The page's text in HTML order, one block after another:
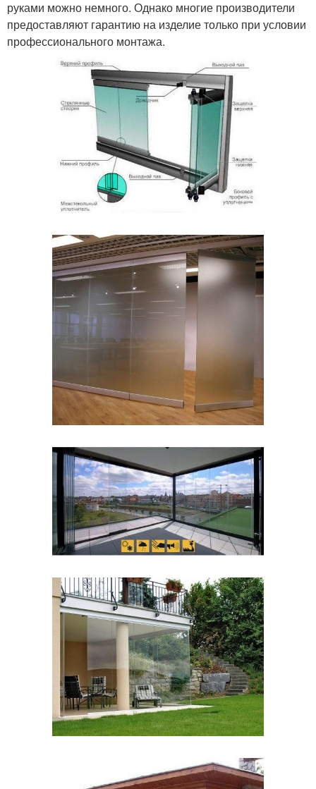
руками можно немного. Однако многие производители
предоставляют гарантию на изделие только при условии
профессионального монтажа.